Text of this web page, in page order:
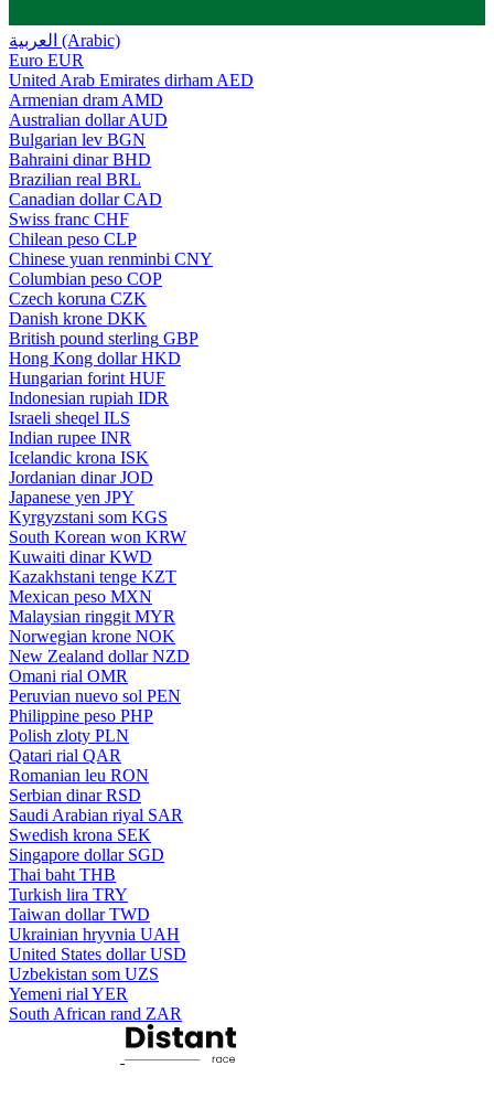
العربية (Arabic)
Euro EUR
United Arab Emirates dirham AED
Armenian dram AMD
Australian dollar AUD
Bulgarian lev BGN
Bahraini dinar BHD
Brazilian real BRL
Canadian dollar CAD
Swiss franc CHF
Chilean peso CLP
Chinese yuan renminbi CNY
Columbian peso COP
Czech koruna CZK
Danish krone DKK
British pound sterling GBP
Hong Kong dollar HKD
Hungarian forint HUF
Indonesian rupiah IDR
Israeli sheqel ILS
Indian rupee INR
Icelandic krona ISK
Jordanian dinar JOD
Japanese yen JPY
Kyrgyzstani som KGS
South Korean won KRW
Kuwaiti dinar KWD
Kazakhstani tenge KZT
Mexican peso MXN
Malaysian ringgit MYR
Norwegian krone NOK
New Zealand dollar NZD
Omani rial OMR
Peruvian nuevo sol PEN
Philippine peso PHP
Polish zloty PLN
Qatari rial QAR
Romanian leu RON
Serbian dinar RSD
Saudi Arabian riyal SAR
Swedish krona SEK
Singapore dollar SGD
Thai baht THB
Turkish lira TRY
Taiwan dollar TWD
Ukrainian hryvnia UAH
United States dollar USD
Uzbekistan som UZS
Yemeni rial YER
South African rand ZAR